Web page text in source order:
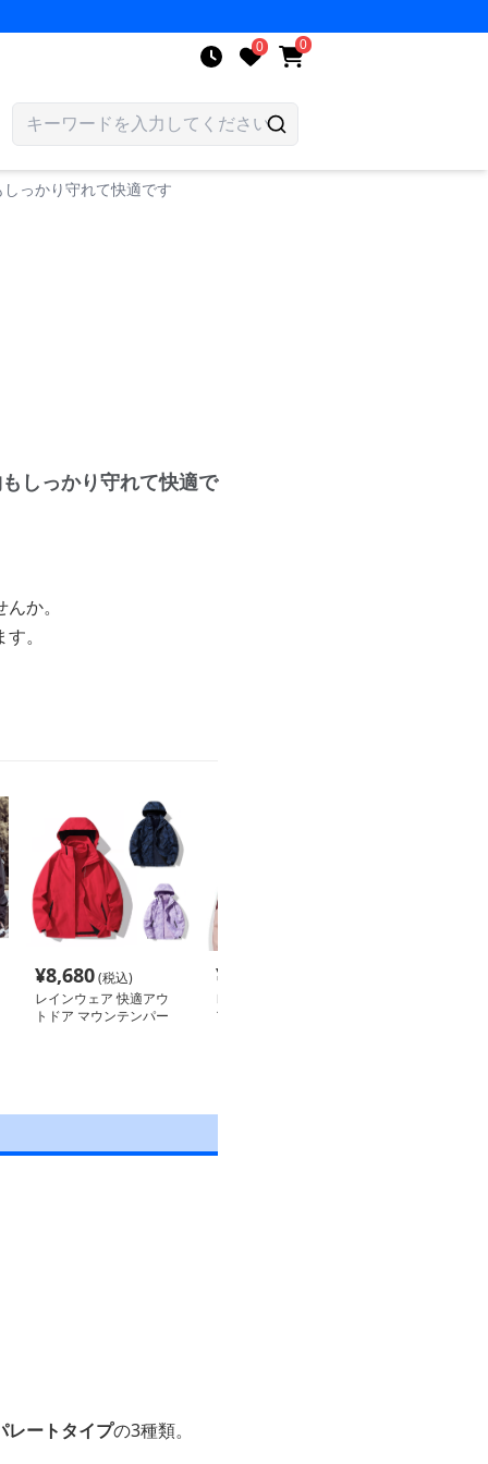
0 0
っかり守れて快適です
しっかり守れて快適で
か。
。
¥8,680(税込)
レインウェア 快適アウ
トドア マウンテンパー
¥
レインウェア アウトド
ア三層防水マウンテンパ
レートタイプの3種類。